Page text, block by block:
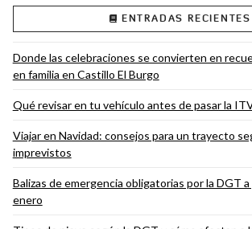
VIEW POST
ENTRADAS RECIENTES
Donde las celebraciones se convierten en
en familia en Castillo El Burgo
Qué revisar en tu vehículo antes de pasar la
Viajar en Navidad: consejos para un trayecto
imprevistos
Balizas de emergencia obligatorias por la DGT
enero